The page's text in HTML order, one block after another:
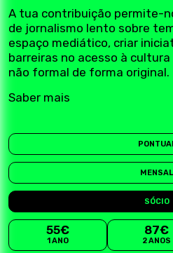
A tua contribuição permite-
de jornalismo lento sobre
espaço mediático, criar
barreiras no acesso à
não formal de forma original.
Saber mais
MENSAL
SÓCIO
55€
1 ANO
87€
2 ANOS